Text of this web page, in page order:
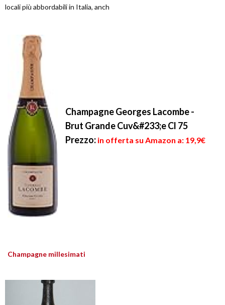
locali più abbordabili in Italia, anch
Champagne Georges Lacombe -
Brut Grande Cuv&#233;e Cl 75
Prezzo: in offerta su Amazon a: 19,9€
Champagne millesimati